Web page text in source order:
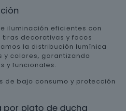
iluminación eficientes con
tiras decorativas y focos
la distribución lumínica
y colores, garantizando
y funcionales.
de bajo consumo y protección
por plato de ducha